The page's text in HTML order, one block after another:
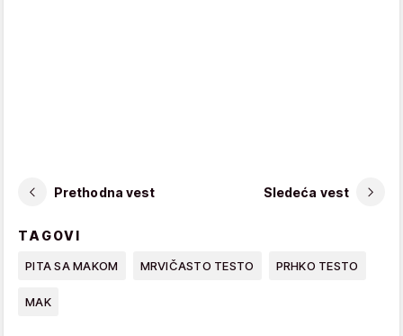
Prethodna vest Sledeća vest
TAGOVI
PITA SA MAKOM MRVIČASTO TESTO PRHKO TESTO
MAK